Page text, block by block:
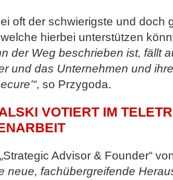
oft der schwierigste und doch
hierbei unterstützen
der Weg beschrieben ist, fällt
und das Unternehmen und
, so Przygoda.
VOTIERT IM
Advisor & Founder“
neue, fachübergreifende